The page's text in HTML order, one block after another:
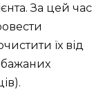
За цей час
їх від